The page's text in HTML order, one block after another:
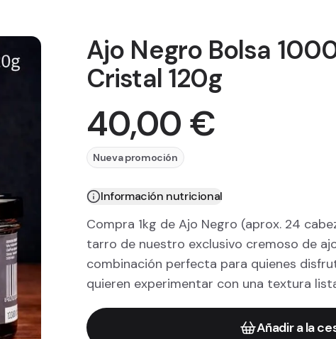
Ajo Negro Bolsa
Cristal 120g
40,00 €
Nueva promoción
Información nutricional
Compra 1kg de Ajo Negro (aprox. 24
tarro de nuestro exclusivo cremoso de
combinación perfecta para quienes
quieren experimentar con una textura
Añadir a la